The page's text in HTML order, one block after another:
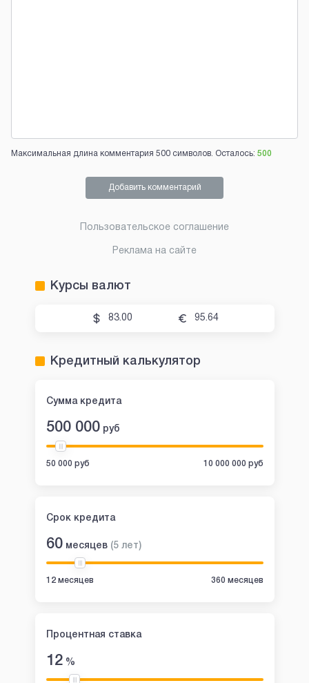
Максимальная длина комментария 500 символов. Осталось: 500
Добавить комментарий
Пользовательское соглашение
Реклама на сайте
Курсы валют
83.00 95.64
Кредитный калькулятор
Сумма кредита
500 000 руб
50 000 руб 10 000 000 руб
Срок кредита
60 месяцев (5 лет)
12 месяцев 360 месяцев
Процентная ставка
12%